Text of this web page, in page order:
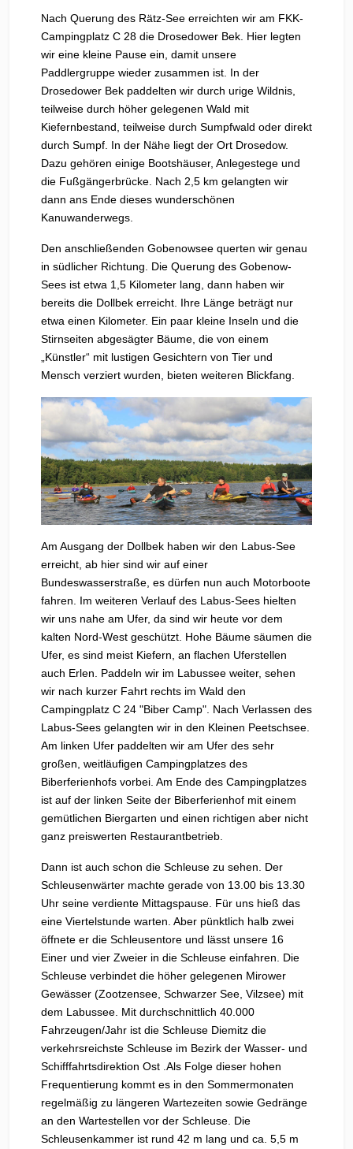
Nach Querung des Rätz-See erreichten wir am FKK-
Campingplatz C 28 die Drosedower Bek. Hier legten
wir eine kleine Pause ein, damit unsere
Paddlergruppe wieder zusammen ist. In der
Drosedower Bek paddelten wir durch urige Wildnis,
teilweise durch höher gelegenen Wald mit
Kiefernbestand, teilweise durch Sumpfwald oder direkt
durch Sumpf. In der Nähe liegt der Ort Drosedow.
Dazu gehören einige Bootshäuser, Anlegestege und
die Fußgängerbrücke. Nach 2,5 km gelangten wir
dann ans Ende dieses wunderschönen
Kanuwanderwegs.
Den anschließenden Gobenowsee querten wir genau
in südlicher Richtung. Die Querung des Gobenow-
Sees ist etwa 1,5 Kilometer lang, dann haben wir
bereits die Dollbek erreicht. Ihre Länge beträgt nur
etwa einen Kilometer. Ein paar kleine Inseln und die
Stirnseiten abgesägter Bäume, die von einem
„Künstler“ mit lustigen Gesichtern von Tier und
Mensch verziert wurden, bieten weiteren Blickfang.
Am Ausgang der Dollbek haben wir den Labus-See
erreicht, ab hier sind wir auf einer
Bundeswasserstraße, es dürfen nun auch Motorboote
fahren. Im weiteren Verlauf des Labus-Sees hielten
wir uns nahe am Ufer, da sind wir heute vor dem
kalten Nord-West geschützt. Hohe Bäume säumen die
Ufer, es sind meist Kiefern, an flachen Uferstellen
auch Erlen. Paddeln wir im Labussee weiter, sehen
wir nach kurzer Fahrt rechts im Wald den
Campingplatz C 24 "Biber Camp". Nach Verlassen des
Labus-Sees gelangten wir in den Kleinen Peetschsee.
Am linken Ufer paddelten wir am Ufer des sehr
großen, weitläufigen Campingplatzes des
Biberferienhofs vorbei. Am Ende des Campingplatzes
ist auf der linken Seite der Biberferienhof mit einem
gemütlichen Biergarten und einen richtigen aber nicht
ganz preiswerten Restaurantbetrieb.
Dann ist auch schon die Schleuse zu sehen. Der
Schleusenwärter machte gerade von 13.00 bis 13.30
Uhr seine verdiente Mittagspause. Für uns hieß das
eine Viertelstunde warten. Aber pünktlich halb zwei
öffnete er die Schleusentore und lässt unsere 16
Einer und vier Zweier in die Schleuse einfahren. Die
Schleuse verbindet die höher gelegenen Mirower
Gewässer (Zootzensee, Schwarzer See, Vilzsee) mit
dem Labussee. Mit durchschnittlich 40.000
Fahrzeugen/Jahr ist die Schleuse Diemitz die
verkehrsreichste Schleuse im Bezirk der Wasser- und
Schifffahrtsdirektion Ost .Als Folge dieser hohen
Frequentierung kommt es in den Sommermonaten
regelmäßig zu längeren Wartezeiten sowie Gedränge
an den Wartestellen vor der Schleuse. Die
Schleusenkammer ist rund 42 m lang und ca. 5,5 m